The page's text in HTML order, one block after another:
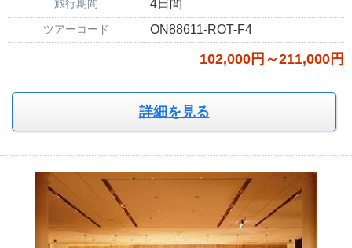
旅行期間 4日間
ツアーコード ON88611-ROT-F4
102,000円～211,000円
詳細を見る